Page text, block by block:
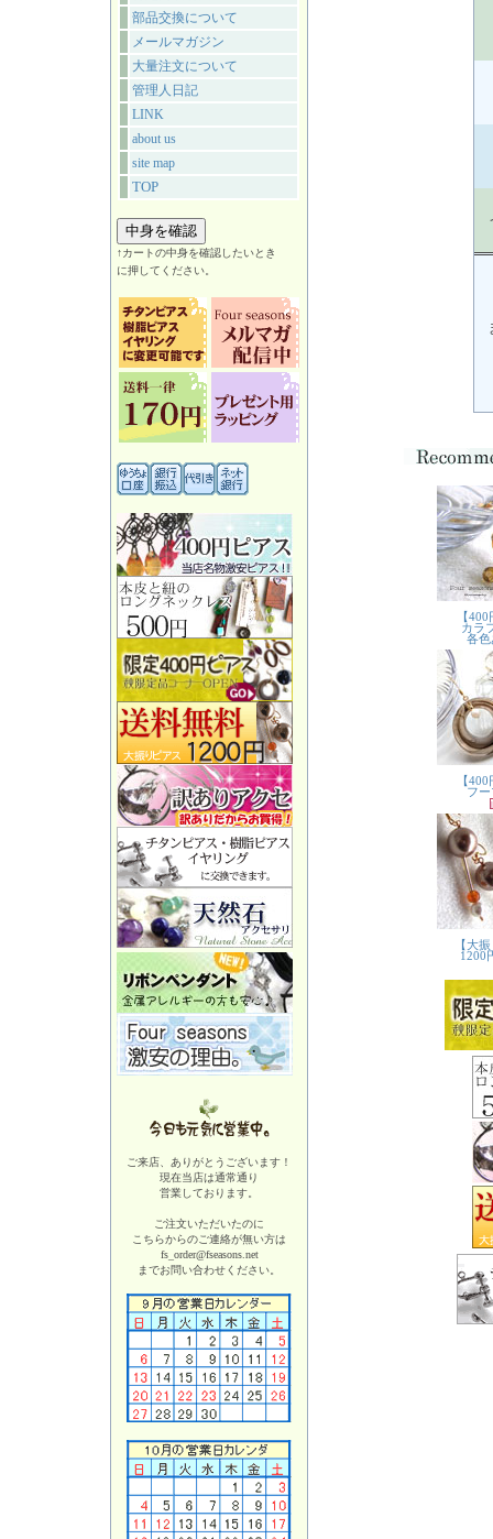
部品交換について
メールマガジン
大量注文について
管理人日記
LINK
about us
site map
TOP
↑カートの中身を確認したいとき
に押してください。
ご来店、ありがとうございます！
現在当店は通常通り
営業しております。
ご注文いただいたのに
こちらからのご連絡が無い方は
fs_order@fseasons.net
までお問い合わせください。